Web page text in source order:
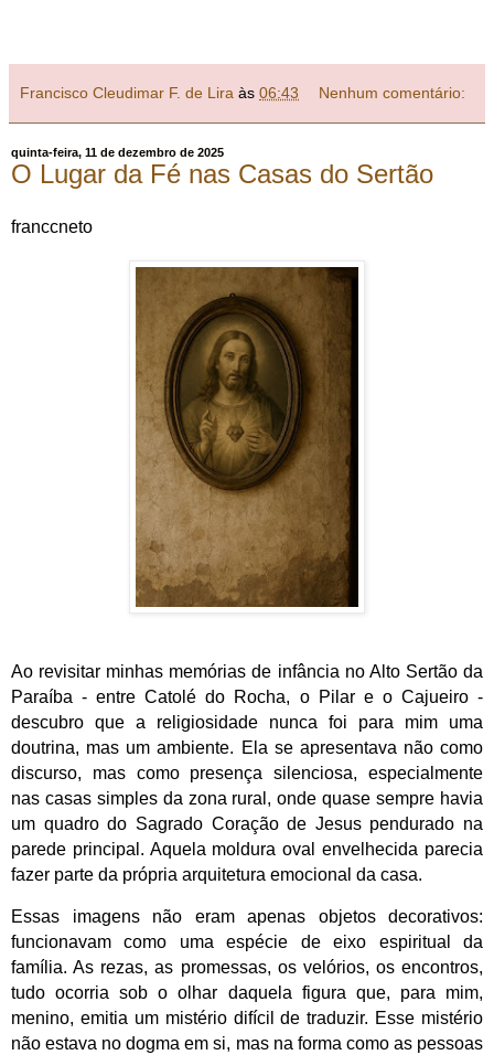
Francisco Cleudimar F. de Lira às 06:43 Nenhum comentário:
quinta-feira, 11 de dezembro de 2025
O Lugar da Fé nas Casas do Sertão
franccneto
Ao revisitar minhas memórias de infância no Alto Sertão da
Paraíba - entre Catolé do Rocha, o Pilar e o Cajueiro -
descubro que a religiosidade nunca foi para mim uma
doutrina, mas um ambiente. Ela se apresentava não como
discurso, mas como presença silenciosa, especialmente
nas casas simples da zona rural, onde quase sempre havia
um quadro do Sagrado Coração de Jesus pendurado na
parede principal. Aquela moldura oval envelhecida parecia
fazer parte da própria arquitetura emocional da casa.
Essas imagens não eram apenas objetos decorativos:
funcionavam como uma espécie de eixo espiritual da
família. As rezas, as promessas, os velórios, os encontros,
tudo ocorria sob o olhar daquela figura que, para mim,
menino, emitia um mistério difícil de traduzir. Esse mistério
não estava no dogma em si, mas na forma como as pessoas